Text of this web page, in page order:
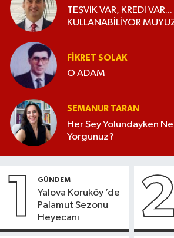
TEŞVİK VAR, KREDİ VAR...
KULLANABİLİYOR
FIKRET SOLAK
O ADAM
SEMANUR TARAN
Her Şey Yolundayken
Yorgunuz?
1 GÜNDEM
Yalova Koruköy ’de
Palamut Sezonu
Heyecanı
2